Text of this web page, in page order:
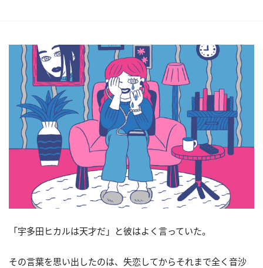
「宇多田ヒカルは天才だ」と彼はよく言っていた。
その言葉を思い出したのは、失恋してからそれまで全く音沙